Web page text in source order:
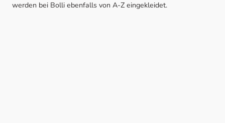
werden bei Bolli ebenfalls von A-Z eingekleidet.